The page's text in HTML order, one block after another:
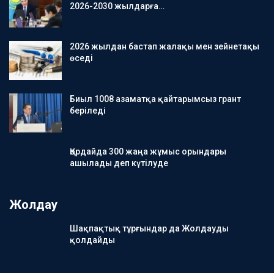
2026-2030 жылдарға…
2026 жылдан бастап жалақы мен зейнетақы
өседі
Биыл 1008 азаматқа қайтарымсыз грант
беріледі
Қордайда 300 жаңа жұмыс орындары
ашылады деп күтілуде
Жолдау
Шақпақтық тұрғындар да Жолдауды
қолдайды